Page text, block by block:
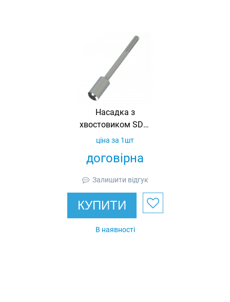
Насадка з
хвостовиком SDS-
Max E20/6
договірна
ціна за 1шт
Залишити відгук
КУПИТИ
В наявності